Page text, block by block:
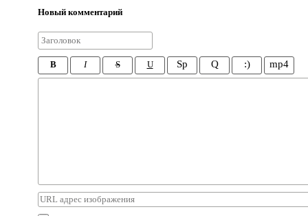
Новый комментарий
B I S U Sp Q :) mp4